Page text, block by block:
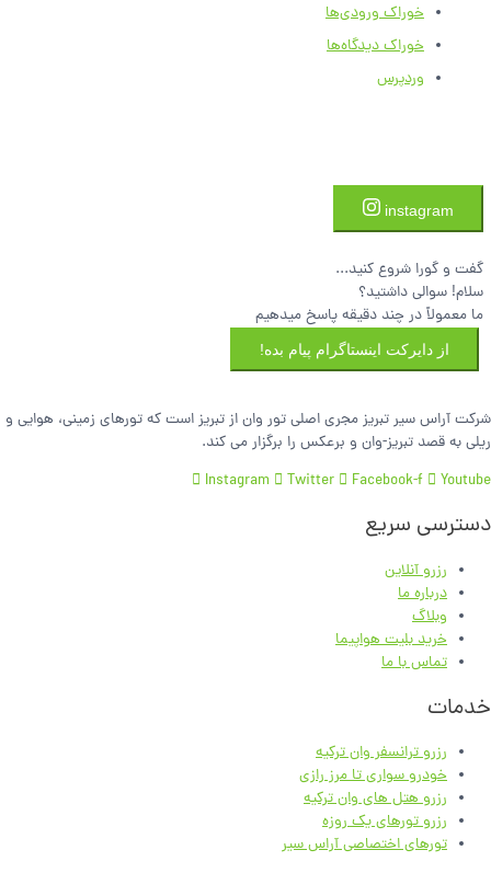
خوراک ورودی‌ها
خوراک دیدگاه‌ها
وردپرس
instagram
گفت و گورا شروع کنید...
سلام! سوالی داشتید؟
ما معمولاً در چند دقیقه پاسخ میدهیم
از دایرکت اینستاگرام پیام بده!
شرکت آراس سیر تبریز مجری اصلی تور وان از تبریز است که تورهای زمینی، هوایی و
ریلی به قصد تبریز-وان و برعکس را برگزار می کند.
Instagram
Twitter Facebook-f Youtube
دسترسی سریع
رزرو آنلاین
درباره ما
وبلاگ
خرید بلیت هواپیما
تماس با ما
خدمات
رزرو ترانسفر وان ترکیه
خودرو سواری تا مرز رازی
رزرو هتل های وان ترکیه
رزرو تورهای یک روزه
تورهای اختصاصی آراس سیر